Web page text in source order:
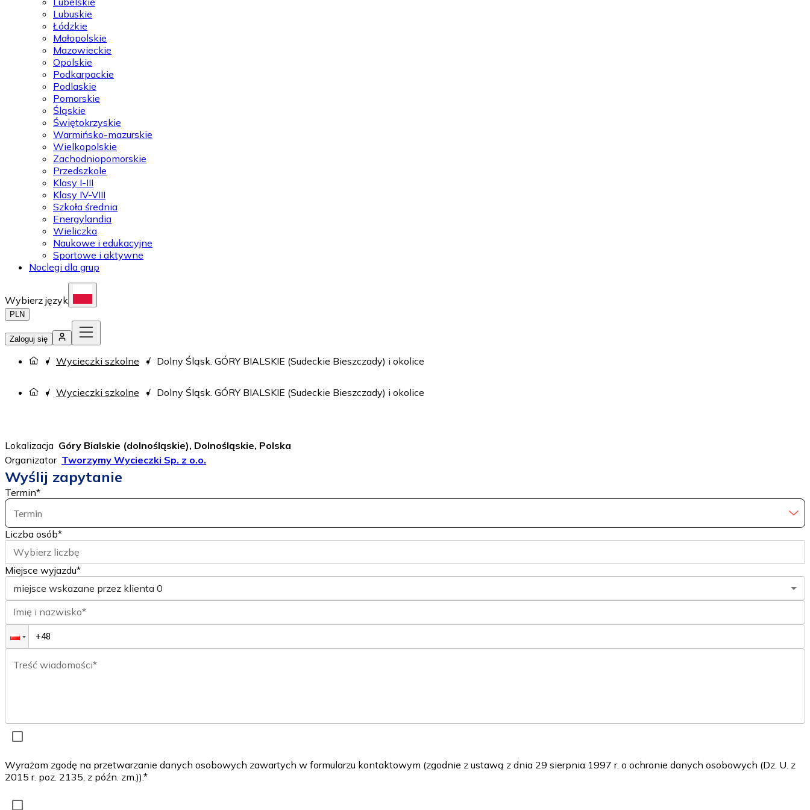
Lubuskie
Łódzkie
Małopolskie
Mazowieckie
Opolskie
Podkarpackie
Podlaskie
Pomorskie
Śląskie
Świętokrzyskie
Warmińsko-mazurskie
Wielkopolskie
Zachodniopomorskie
Przedszkole
Klasy I-III
Klasy IV-VIII
Szkoła średnia
Energylandia
Wieliczka
Naukowe i edukacyjne
Sportowe i aktywne
Noclegi dla grup
Wybierz język
PLN
Zaloguj się
Wycieczki szkolne Dolny Śląsk. GÓRY BIALSKIE (Sudeckie Bieszczady) i okolice
Wycieczki szkolne Dolny Śląsk. GÓRY BIALSKIE (Sudeckie Bieszczady) i okolice
Lokalizacja Góry Bialskie (dolnośląskie), Dolnośląskie, Polska
Organizator Tworzymy Wycieczki Sp. z o.o.
Wyślij zapytanie
Termin*
Termin
Liczba osób*
Wybierz liczbę
Miejsce wyjazdu*
miejsce wskazane przez klienta 0
Imię i nazwisko*
Treść wiadomości*
Wyrażam zgodę na przetwarzanie danych osobowych zawartych w formularzu kontaktowym (zgodnie z ustawą z dnia 29 sierpnia 1997 r. o ochronie danych osobowych (Dz. U. z
2015 r. poz. 2135, z późn. zm.)).*